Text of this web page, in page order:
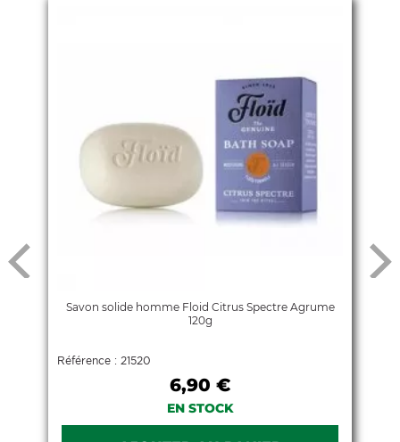
Savon solide homme Floid Citrus Spectre Agrume
120g
Référence : 21520
6,90 €
EN STOCK